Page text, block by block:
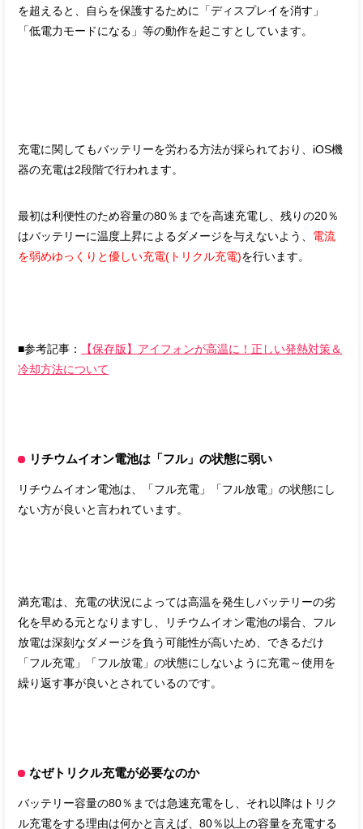
を超えると、自らを保護するために「ディスプレイを消す」
「低電力モードになる」等の動作を起こすとしています。
充電に関してもバッテリーを労わる方法が採られており、iOS機
器の充電は2段階で行われます。
最初は利便性のため容量の80％までを高速充電し、残りの20％
はバッテリーに温度上昇によるダメージを与えないよう、 電流
を弱めゆっくりと優しい充電(トリクル充電)を行います。
■参考記事：
【保存版】アイフォンが高温に！正しい発熱対策＆
冷却方法について
リチウムイオン電池は「フル」の状態に弱い
リチウムイオン電池は、「フル充電」「フル放電」の状態にし
ない方が良いと言われています。
満充電は、充電の状況によっては高温を発生しバッテリーの劣
化を早める元となりますし、リチウムイオン電池の場合、フル
放電は深刻なダメージを負う可能性が高いため、できるだけ
「フル充電」「フル放電」の状態にしないように充電～使用を
繰り返す事が良いとされているのです。
なぜトリクル充電が必要なのか
バッテリー容量の80％までは急速充電をし、それ以降はトリク
ル充電をする理由は何かと言えば、80％以上の容量を充電する